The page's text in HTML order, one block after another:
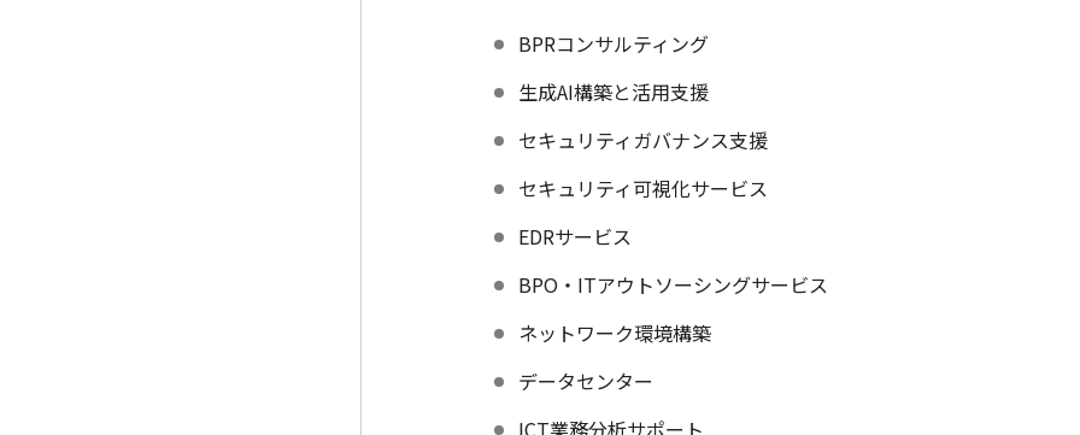
BPRコンサルティング
生成AI構築と活用支援
セキュリティガバナンス支援
セキュリティ可視化サービス
EDRサービス
BPO・ITアウトソーシングサービス
ネットワーク環境構築
データセンター
ICT業務分析サポート